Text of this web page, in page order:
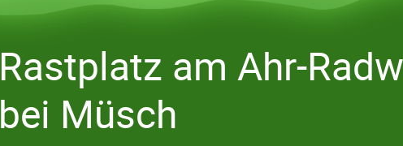
Rastplatz am Ahr-
bei Müsch